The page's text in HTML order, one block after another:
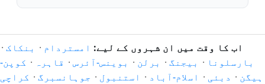
اب کا وقت میں ان شہروں کے لیے: امستردام · بنکاک ·
بارسلونا · بیجنگ · برلن · بوینس-آئرس · قاہرہ · کوپن-
ہیگن · دبئی · اسلام-آباد · استنبول · جوہانسبرگ · کراچی